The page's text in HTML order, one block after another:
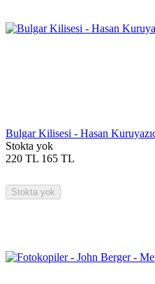
Bulgar Kilisesi - Hasan
Stokta yok
220 TL 165 TL
Stokta yok